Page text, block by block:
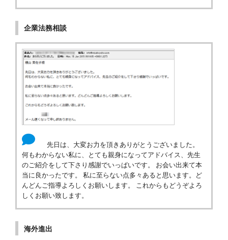
企業法務相談
先日は、大変お力を頂きありがとうございました。
何もわからない私に、とても親身になってアドバイス、先生
のご紹介をして下さり感謝でいっぱいです。 お会い出来て本
当に良かったです。 私に至らない点多々あると思います。ど
んどんご指導よろしくお願いします。 これからもどうぞよろ
しくお願い致します。
海外進出